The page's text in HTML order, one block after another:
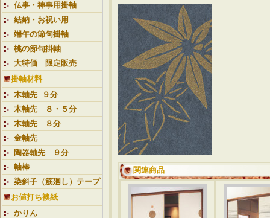
仏事・神事用掛軸
結納・お祝い用
端午の節句掛軸
桃の節句掛軸
大特価 限定販売
掛軸材料
木軸先 ９分
木軸先 ８・５分
木軸先 ８分
金軸先
陶器軸先 ９分
軸棒
染斜子（筋廻し）テープ
お値打ち襖紙
かりん
関連商品